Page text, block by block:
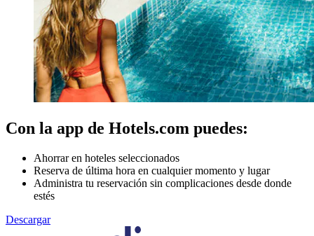
Con la app de Hotels.com puedes:
Ahorrar en hoteles seleccionados
Reserva de última hora en cualquier momento y lugar
Administra tu reservación sin complicaciones desde donde
estés
Descargar